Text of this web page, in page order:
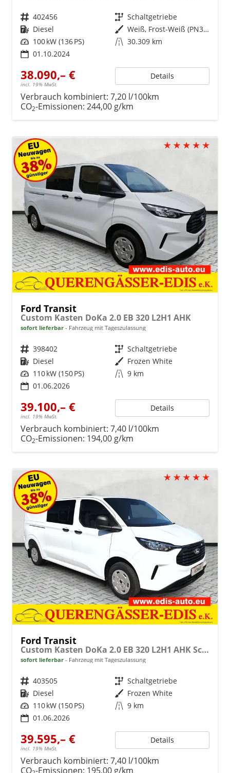
Fahrzeugnr. 402456 Getriebe Schaltgetriebe
Kraftstoff Diesel Außenfarbe
Weiß, Frost-Weiß (PN3GZ0)
Leistung 100 kW (136 PS) Kilometerstand 30.309 km
01.10.2024
38.090,– €
incl. 19% MwSt.
Details
Verbrauch kombiniert: 7,20 l/100km
CO2-Emissionen: 244,00 g/km
Ford Transit
Custom Kasten DoKa 2.0 EB 320 L2H1 AHK
sofort lieferbar Fahrzeug mit Tageszulassung
Fahrzeugnr. 398402 Getriebe Schaltgetriebe
Kraftstoff Diesel Außenfarbe Frozen White
Leistung 110 kW (150 PS) Kilometerstand 9 km
01.06.2026
39.100,– €
incl. 19% MwSt.
Details
Verbrauch kombiniert: 7,40 l/100km
CO2-Emissionen: 194,00 g/km
Ford Transit
Custom Kasten DoKa 2.0 EB 320 L2H1 AHK Schiebetür beids.
sofort lieferbar Fahrzeug mit Tageszulassung
Fahrzeugnr. 403505 Getriebe Schaltgetriebe
Kraftstoff Diesel Außenfarbe Frozen White
Leistung 110 kW (150 PS) Kilometerstand 9 km
01.06.2026
39.595,– €
incl. 19% MwSt.
Details
Verbrauch kombiniert: 7,40 l/100km
CO -Emissionen: 195,00 g/km